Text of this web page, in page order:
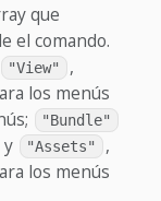
que
el comando.
"View" ,
los menús
"Bundle"
y "Assets" ,
los menús